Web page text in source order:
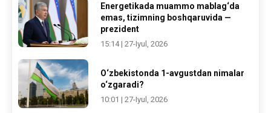
Energetikada muammo mablag‘da
emas, tizimning boshqaruvida —
prezident
15:14 | 27-Iyul, 2026
O‘zbekistonda 1-avgustdan nimalar
o‘zgaradi?
10:01 | 27-Iyul, 2026